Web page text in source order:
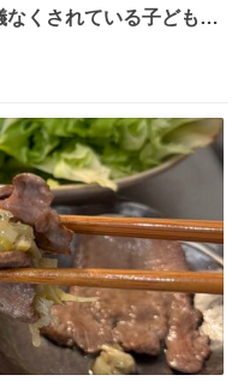
を寄付させていただき